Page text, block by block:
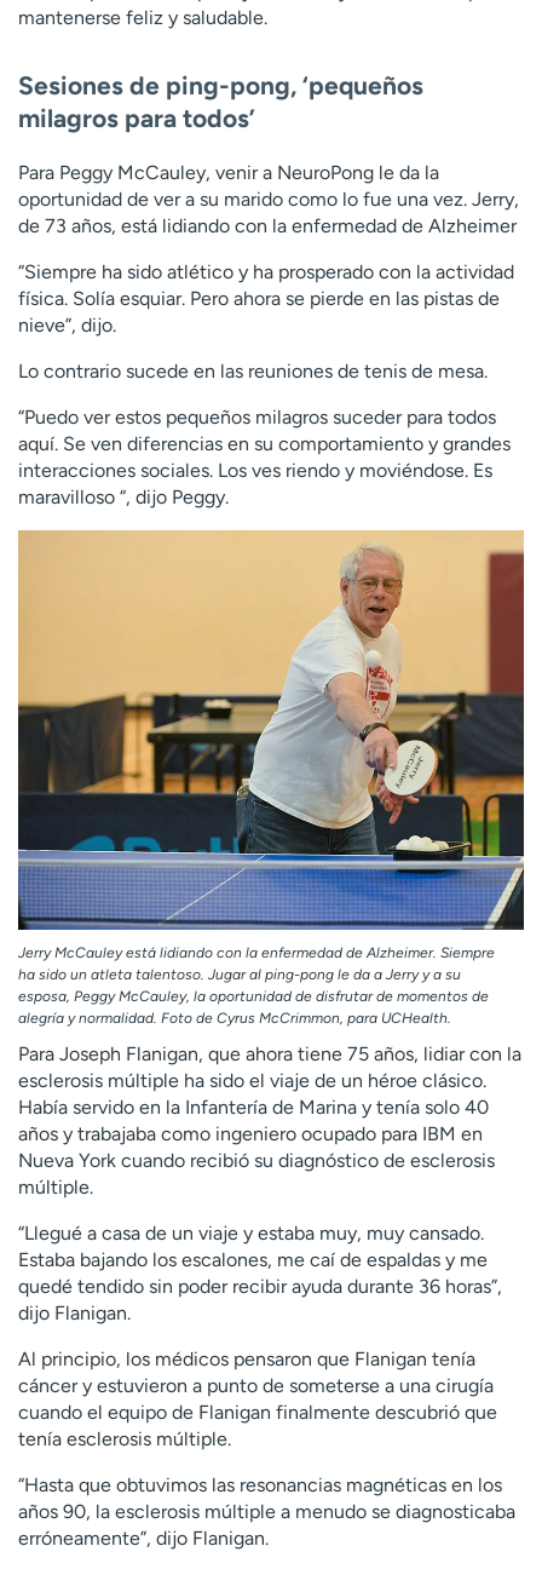
mantenerse feliz y saludable.
Sesiones de ping-pong, ‘pequeños
milagros para todos’
Para Peggy McCauley, venir a NeuroPong le da la
oportunidad de ver a su marido como lo fue una vez. Jerry,
de 73 años, está lidiando con la enfermedad de Alzheimer
“Siempre ha sido atlético y ha prosperado con la actividad
física. Solía esquiar. Pero ahora se pierde en las pistas de
nieve”, dijo.
Lo contrario sucede en las reuniones de tenis de mesa.
“Puedo ver estos pequeños milagros suceder para todos
aquí. Se ven diferencias en su comportamiento y grandes
interacciones sociales. Los ves riendo y moviéndose. Es
maravilloso “, dijo Peggy.
Jerry McCauley está lidiando con la enfermedad de Alzheimer. Siempre
ha sido un atleta talentoso. Jugar al ping-pong le da a Jerry y a su
esposa, Peggy McCauley, la oportunidad de disfrutar de momentos de
alegría y normalidad. Foto de Cyrus McCrimmon, para UCHealth.
Para Joseph Flanigan, que ahora tiene 75 años, lidiar con la
esclerosis múltiple ha sido el viaje de un héroe clásico.
Había servido en la Infantería de Marina y tenía solo 40
años y trabajaba como ingeniero ocupado para IBM en
Nueva York cuando recibió su diagnóstico de esclerosis
múltiple.
“Llegué a casa de un viaje y estaba muy, muy cansado.
Estaba bajando los escalones, me caí de espaldas y me
quedé tendido sin poder recibir ayuda durante 36 horas”,
dijo Flanigan.
Al principio, los médicos pensaron que Flanigan tenía
cáncer y estuvieron a punto de someterse a una cirugía
cuando el equipo de Flanigan finalmente descubrió que
tenía esclerosis múltiple.
“Hasta que obtuvimos las resonancias magnéticas en los
años 90, la esclerosis múltiple a menudo se diagnosticaba
erróneamente”, dijo Flanigan.